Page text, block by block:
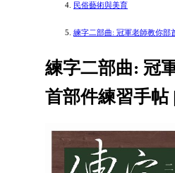
民俗藝術與美育
練字二部曲: 冠軍老師教你部
練字二部曲: 冠
首部件練習手帖